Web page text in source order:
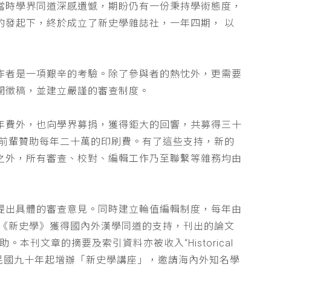
學界同道深感遺憾，期盼仍有一份秉持學術態度，
起下，終於成立了新史學雜誌社，一年四期， 以
是一項艱辛的考驗。除了參與者的熱忱外，更需要
稿，並建立嚴謹的審查制度。
外，也向學界募捐，獲得鉅大的回響，共募得三十
輩贊助每年二十萬的印刷費。有了這些支持，新的
，所有審查、校對、編輯工作乃至聯繫等雜務均由
具體的審查意見。同時建立輪值編輯制度，每年由
新史學》獲得國內外漢學同道的支持，刊出的論文
。本刊文章的摘要及索引資料亦被收入“Historical
九十年起增辦「新史學講座」，邀請海內外知名學